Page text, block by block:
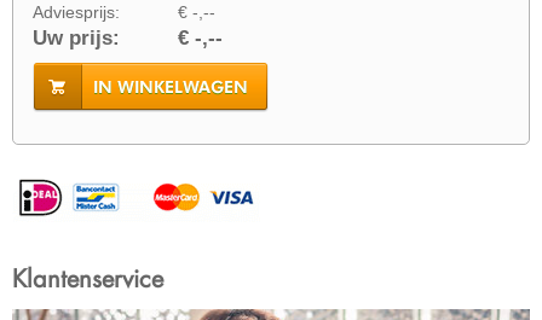
Adviesprijs: € -,--
Uw prijs: € -,--
IN WINKELWAGEN
Klantenservice